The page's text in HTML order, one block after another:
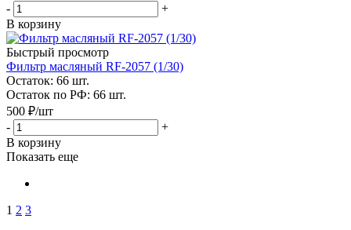
-
+
В корзину
Быстрый просмотр
Фильтр масляный RF-2057 (1/30)
Остаток: 66 шт.
Остаток по РФ: 66 шт.
500 ₽/шт
-
+
В корзину
Показать еще
1 2 3